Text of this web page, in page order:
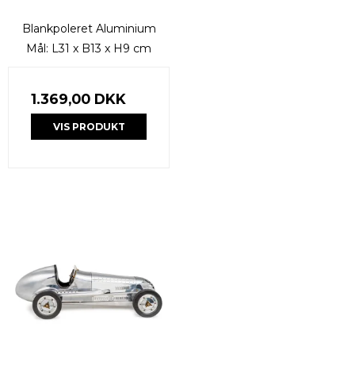
Blankpoleret Aluminium
Mål: L31 x B13 x H9 cm
1.369,00 DKK
VIS PRODUKT